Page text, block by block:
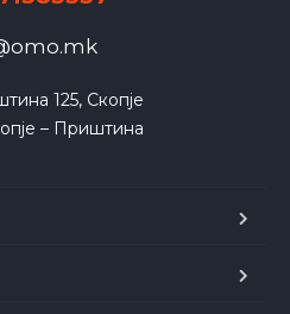
125, Скопје
– Приштина